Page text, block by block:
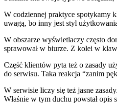
W codziennej praktyce spotykamy
uwagą, bo inny jest styl
W obszarze wyświetlaczy często
sprawował w biurze. Z kolei w
Część klientów pyta też o zasady
do serwisu. Taka reakcja “zanim
W serwisie liczy się też jasne
Właśnie w tym duchu powstał